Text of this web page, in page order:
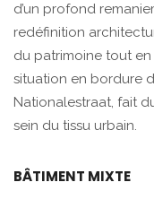
d’un profond
redéfinition
du patrimoine tout en
situation en bordure
Nationalestraat, fait
sein du tissu urbain.
BÂTIMENT MIXTE